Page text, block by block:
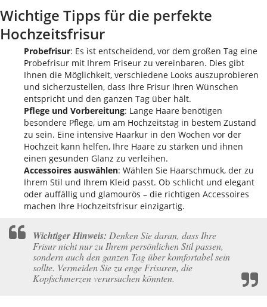
Wichtige Tipps für die perfekte
Hochzeitsfrisur
Probefrisur: Es ist entscheidend, vor dem großen Tag eine
Probefrisur mit Ihrem Friseur zu vereinbaren. Dies gibt
Ihnen die Möglichkeit, verschiedene Looks auszuprobieren
und sicherzustellen, dass Ihre Frisur Ihren Wünschen
entspricht und den ganzen Tag über hält.
Pflege und Vorbereitung: Lange Haare benötigen
besondere Pflege, um am Hochzeitstag in bestem Zustand
zu sein. Eine intensive Haarkur in den Wochen vor der
Hochzeit kann helfen, Ihre Haare zu stärken und ihnen
einen gesunden Glanz zu verleihen.
Accessoires auswählen: Wählen Sie Haarschmuck, der zu
Ihrem Stil und Ihrem Kleid passt. Ob schlicht und elegant
oder auffällig und glamourös – die richtigen Accessoires
machen Ihre Hochzeitsfrisur einzigartig.
Wichtiger Hinweis: Denken Sie daran, dass Ihre
Frisur nicht nur zu Ihrem persönlichen Stil passen,
sondern auch den ganzen Tag über komfortabel sein
sollte. Vermeiden Sie zu enge Frisuren, die
Kopfschmerzen verursachen könnten.